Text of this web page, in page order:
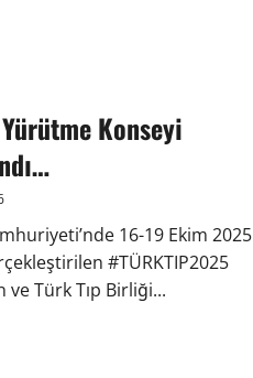
Konseyi
16-19 Ekim 2025
#TÜRKTIP2025
Türk Tıp Birliği...